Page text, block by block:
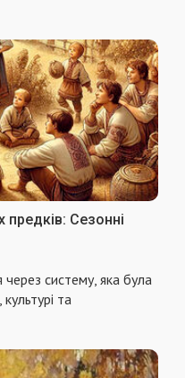
Сезонні
систему, яка була
та